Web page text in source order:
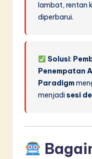
lambat, rentan
diperbarui.
Solusi:
Penempatan
Paradigm
menjadisesi